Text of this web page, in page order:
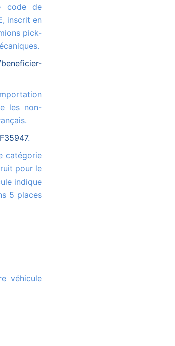
code de
inscrit en
pick-
les non-
.
pour le
indique
5 places